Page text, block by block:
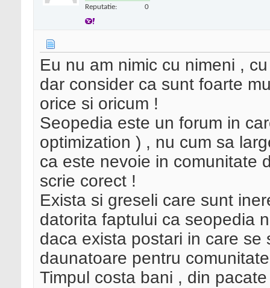
Reputatie: 0
Eu nu am nimic cu nimeni ,
dar consider ca sunt foarte
orice si oricum !
Seopedia este un forum in
optimization ) , nu cum sa
ca este nevoie in comunitate
scrie corect !
Exista si greseli care sunt
datorita faptului ca seopedia
daca exista postari in care
daunatoare pentru
Timpul costa bani , din